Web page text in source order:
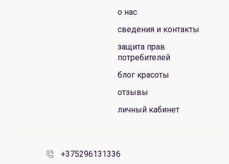
о нас
сведения и контакты
защита прав
потребителей
блог красоты
отзывы
личный кабинет
+375296131336